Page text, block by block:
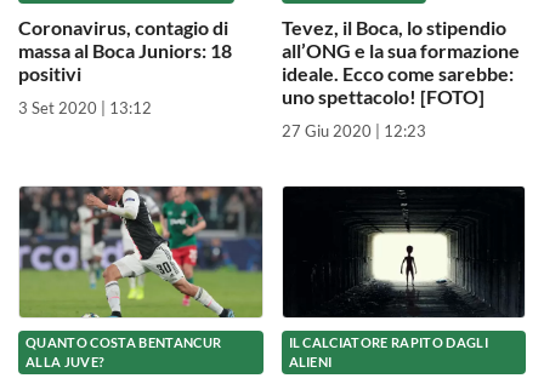
Coronavirus, contagio di
massa al Boca Juniors: 18
positivi
3 Set 2020 | 13:12
Tevez, il Boca, lo stipendio
all’ONG e la sua formazione
ideale. Ecco come sarebbe:
uno spettacolo! [FOTO]
27 Giu 2020 | 12:23
QUANTO COSTA BENTANCUR
ALLA JUVE?
IL CALCIATORE RAPITO DAGLI
ALIENI